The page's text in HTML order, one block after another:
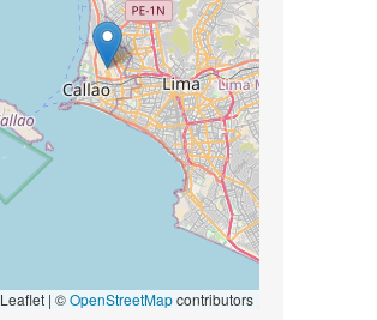
Leaflet | ©OpenStreetMapcontributors